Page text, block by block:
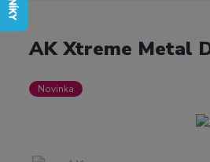
AK Xtreme Metal
Novinka